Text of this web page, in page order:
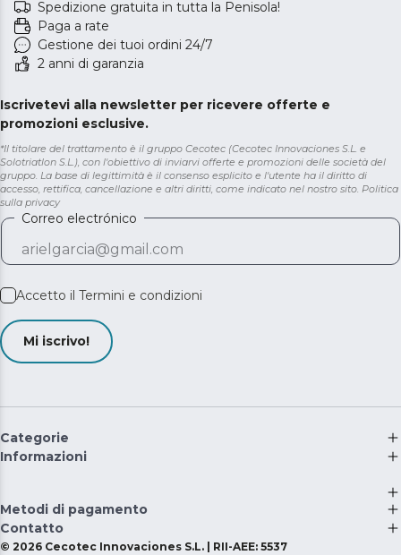
Spedizione gratuita in tutta la Penisola!
Paga a rate
Gestione dei tuoi ordini 24/7
2 anni di garanzia
Iscrivetevi alla newsletter per ricevere offerte e
promozioni esclusive.
*Il titolare del trattamento è il gruppo Cecotec (Cecotec Innovaciones S.L. e
Solotriatlon S.L.), con l'obiettivo di inviarvi offerte e promozioni delle società del
gruppo. La base di legittimità è il consenso esplicito e l'utente ha il diritto di
accesso, rettifica, cancellazione e altri diritti, come indicato nel nostro sito. Politica
sulla privacy
Correo electrónico
Accetto il Termini e condizioni
Mi iscrivo!
Categorie
Informazioni
Metodi di pagamento
Contatto
© 2026 Cecotec Innovaciones S.L. | RII-AEE: 5537